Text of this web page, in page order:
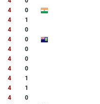
4
0
4
1
4
0
4
0
4
0
4
0
4
0
4
1
4
1
4
0